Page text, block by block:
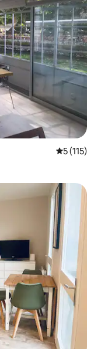
55 (115)